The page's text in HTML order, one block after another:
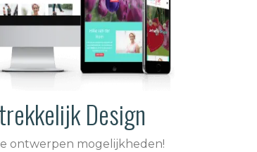
Design
ontwerpen mogelijkheden!